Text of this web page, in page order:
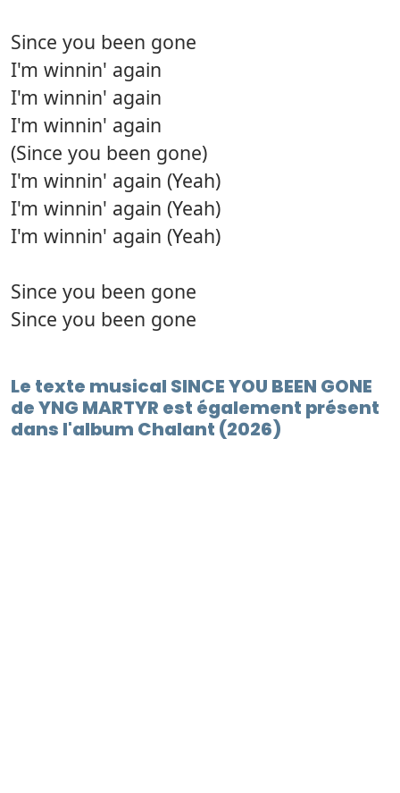
Since you been gone
I'm winnin' again
I'm winnin' again
I'm winnin' again
(Since you been gone)
I'm winnin' again (Yeah)
I'm winnin' again (Yeah)
I'm winnin' again (Yeah)
Since you been gone
Since you been gone
Le texte musical SINCE YOU BEEN GONE
de YNG MARTYR est également présent
dans l'album Chalant (2026)